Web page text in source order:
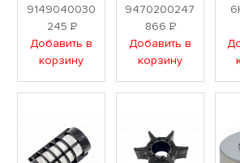
9149040030
245Р
Добавить в
корзину
9470200247
866Р
Добавить в
корзину